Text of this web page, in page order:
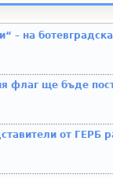
– на
флаг ще бъде
от ГЕРБ